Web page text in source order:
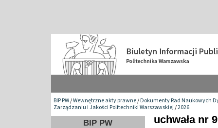
BIP PW/Wewnętrzne akty prawne/Dokumenty Rad Naukowych
Zarządzaniu i Jakości Politechniki Warszawskiej/2026
BIP PW uchwała nr